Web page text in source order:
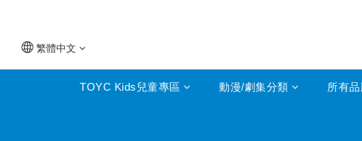
繁體中文
TOYC Kids兒童專區 動漫/劇集分類 所有品